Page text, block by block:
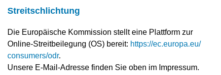
Streit­schlich­tung
Die Europäische Kommission stellt eine Plattform zur
Online-Streitbeilegung (OS) bereit: https://​​ec.eu­ro­pa.eu/​​
con­su­mers/​​odr.
Unsere E-Mail-Adresse finden Sie oben im Impressum.